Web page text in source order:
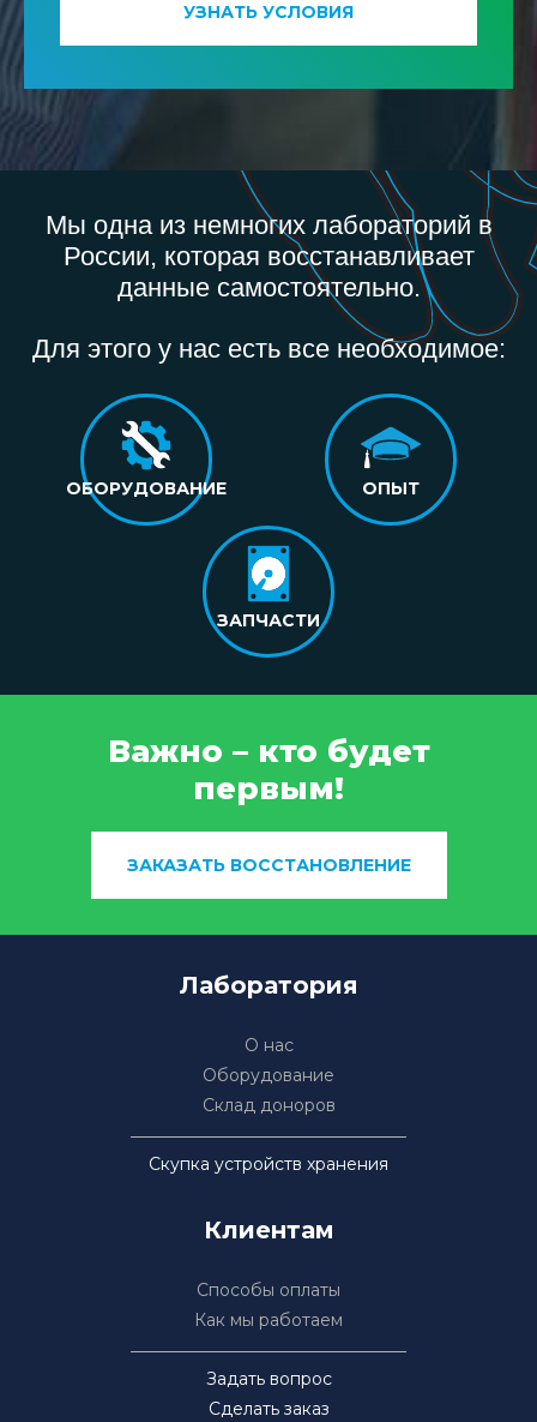
УЗНАТЬ УСЛОВИЯ
Мы одна из немногих лабораторий в
России, которая восстанавливает
данные самостоятельно.
Для этого у нас есть все необходимое:
ОБОРУДОВАНИЕ ОПЫТ
ЗАПЧАСТИ
Важно – кто будет
первым!
ЗАКАЗАТЬ ВОССТАНОВЛЕНИЕ
Лаборатория
О нас
Оборудование
Склад доноров
Скупка устройств хранения
Клиентам
Способы оплаты
Как мы работаем
Задать вопрос
Сделать заказ